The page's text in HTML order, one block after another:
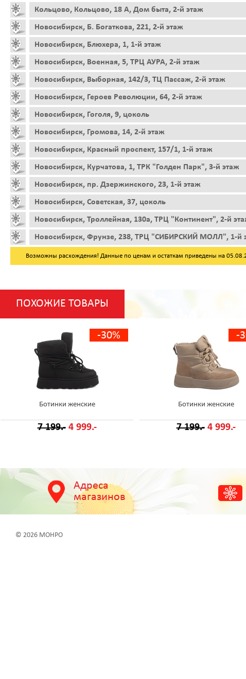
Кольцово, Кольцово, 18 А, Дом быта, 2-й этаж
Новосибирск, Б. Богаткова, 221, 2-й этаж
Новосибирск, Блюхера, 1, 1-й этаж
Новосибирск, Военная, 5, ТРЦ АУРА, 2-й этаж
Новосибирск, Выборная, 142/3, ТЦ Пассаж, 2-й этаж
Новосибирск, Героев Революции, 64, 2-й этаж
Новосибирск, Гоголя, 9, цоколь
Новосибирск, Громова, 14, 2-й этаж
Новосибирск, Красный проспект, 157/1, 1-й этаж
Новосибирск, Курчатова, 1, ТРК "Голден Парк", 3-й этаж
Новосибирск, пр. Дзержинского, 23, 1-й этаж
Новосибирск, Советская, 37, цоколь
Новосибирск, Троллейная, 130а, ТРЦ "Континент", 2-й
Новосибирск, Фрунзе, 238, ТРЦ "СИБИРСКИЙ МОЛЛ", 1-й
Возможны расхождения! Данные по ценам и остаткам приведены на
ПОХОЖИЕ ТОВАРЫ
-30%
Ботинки женские
7 199.- 4 999.-
-
Ботинки женские
7 199.- 4 999.-
Адреса
магазинов
© 2026 МОНРО